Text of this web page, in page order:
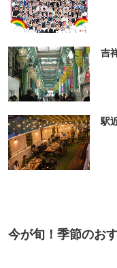
吉
駅
今が旬！季節のお